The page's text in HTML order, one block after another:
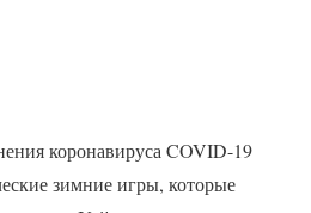
коронавируса COVID-19
зимние игры, которые